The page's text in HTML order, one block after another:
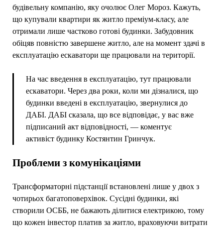
будівельну компанію, яку очолює Олег Мороз. Кажуть,
що купували квартири як житло преміум-класу, але
отримали лише частково готові будинки. Забудовник
обіцяв повністю завершене житло, але на момент здачі в
експлуатацію ескаватори ще працювали на території.
На час введення в експлуатацію, тут працювали
ескаватори. Через два роки, коли ми дізналися, що
будинки введені в експлуатацію, звернулися до
ДАБІ. ДАБІ сказала, що все відповідає, у вас вже
підписаний акт відповідності, — коментує
активіст будинку Костянтин Гринчук.
Проблеми з комунікаціями
Трансформаторні підстанції встановлені лише у двох з
чотирьох багатоповерхівок. Сусідні будинки, які
створили ОСББ, не бажають ділитися електрикою, тому
що кожен інвестор платив за житло, враховуючи витрати